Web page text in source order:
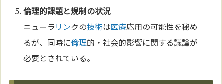
倫理的課題と規制の状況
ニューラ リンクの技術は医療応用の可能性を秘め
るが、同時に倫理的・社会的影響に関する議論が
必要とされている。